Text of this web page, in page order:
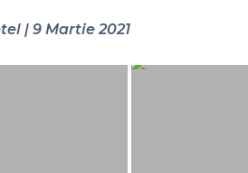
| 9 Martie 2021